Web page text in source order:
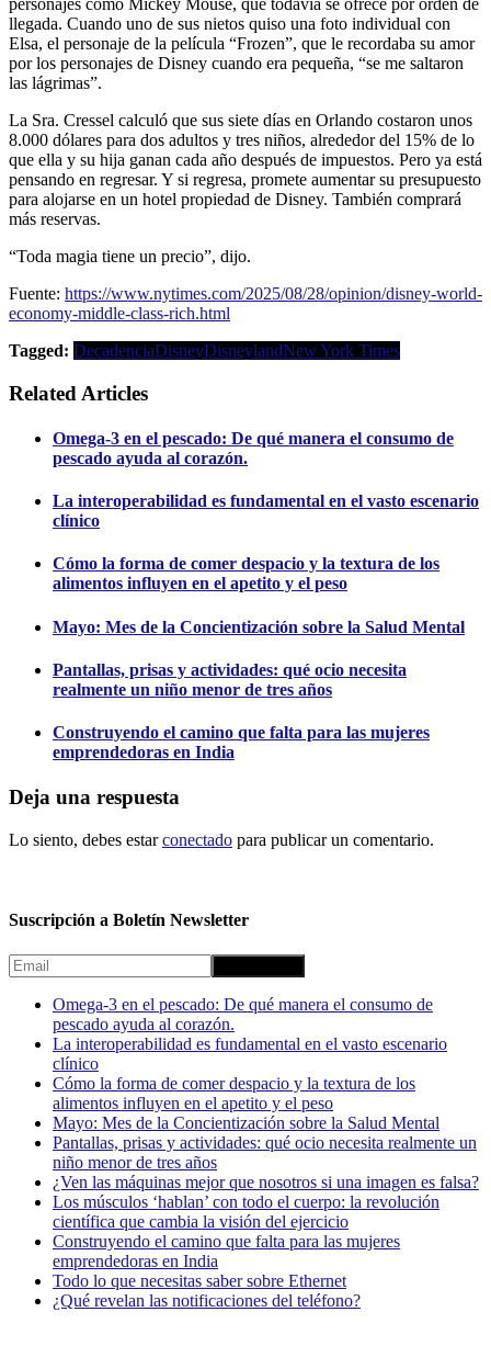
llegada. Cuando uno de sus nietos quiso una foto individual con
Elsa, el personaje de la película “Frozen”, que le recordaba su amor
por los personajes de Disney cuando era pequeña, “se me saltaron
las lágrimas”.
La Sra. Cressel calculó que sus siete días en Orlando costaron unos
8.000 dólares para dos adultos y tres niños, alrededor del 15% de lo
que ella y su hija ganan cada año después de impuestos. Pero ya está
pensando en regresar. Y si regresa, promete aumentar su presupuesto
para alojarse en un hotel propiedad de Disney. También comprará
más reservas.
“Toda magia tiene un precio”, dijo.
Fuente: https://www.nytimes.com/2025/08/28/opinion/disney-world-
economy-middle-class-rich.html
Tagged: DecadenciaDisneyDisneylandNew York Times
Related Articles
Omega-3 en el pescado: De qué manera el consumo de
pescado ayuda al corazón.
La interoperabilidad es fundamental en el vasto escenario
clínico
Cómo la forma de comer despacio y la textura de los
alimentos influyen en el apetito y el peso
Mayo: Mes de la Concientización sobre la Salud Mental
Pantallas, prisas y actividades: qué ocio necesita
realmente un niño menor de tres años
Construyendo el camino que falta para las mujeres
emprendedoras en India
Deja una respuesta
Lo siento, debes estarconectado para publicar un comentario.
Suscripción a Boletín Newsletter
Omega-3 en el pescado: De qué manera el consumo de
pescado ayuda al corazón.
La interoperabilidad es fundamental en el vasto escenario
clínico
Cómo la forma de comer despacio y la textura de los
alimentos influyen en el apetito y el peso
Mayo: Mes de la Concientización sobre la Salud Mental
Pantallas, prisas y actividades: qué ocio necesita realmente un
niño menor de tres años
¿Ven las máquinas mejor que nosotros si una imagen es falsa?
Los músculos ‘hablan’ con todo el cuerpo: la revolución
científica que cambia la visión del ejercicio
Construyendo el camino que falta para las mujeres
emprendedoras en India
Todo lo que necesitas saber sobre Ethernet
¿Qué revelan las notificaciones del teléfono?